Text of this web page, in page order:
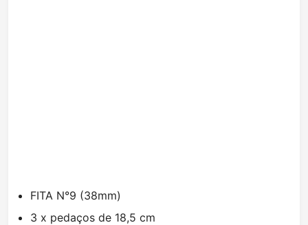
FITA N°9 (38mm)
3 x pedaços de 18,5 cm